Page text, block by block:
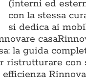
(interni ed
con la stessa
si dedica ai
casa
la guida
ristrutturare con
efficienza